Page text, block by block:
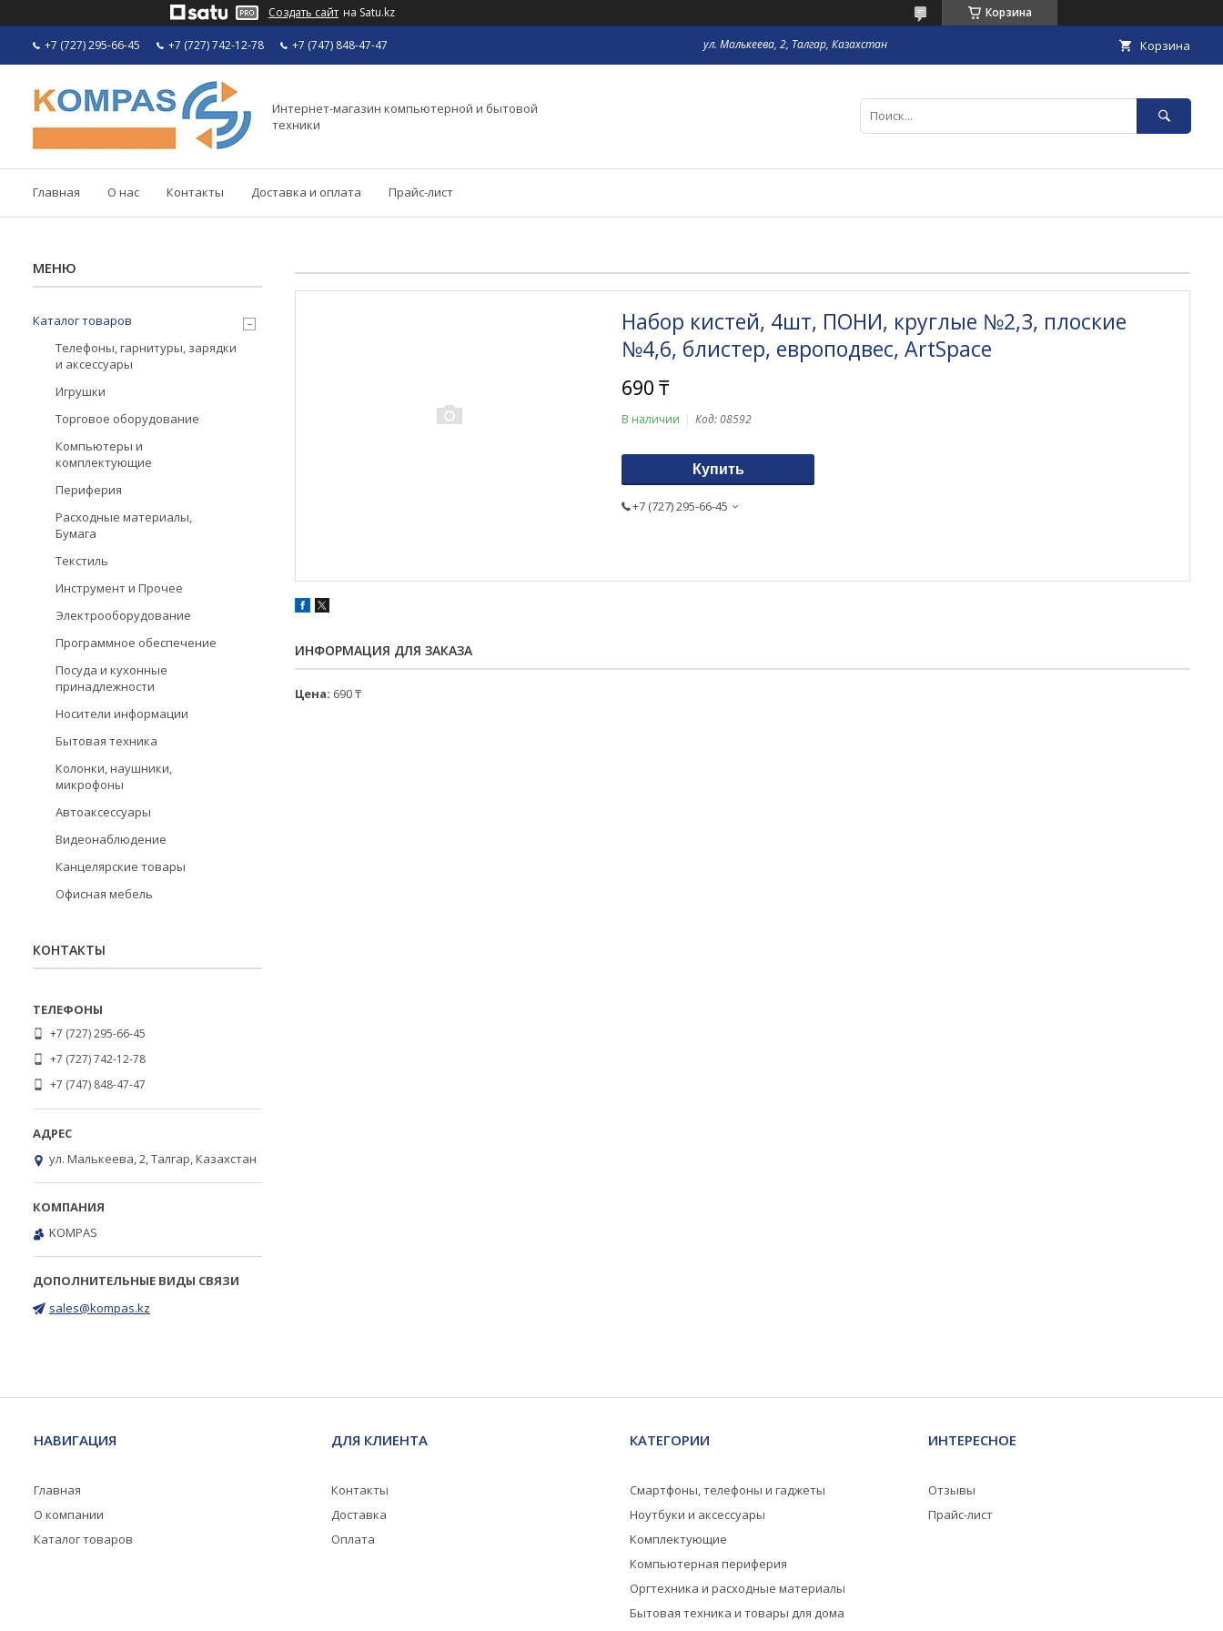
Создать сайт на Satu.kz Корзина
+7 (727) 295-66-45 +7 (727) 742-12-78 +7 (747) 848-47-47 ул. Малькеева, 2, Талгар, Казахстан Корзина
Интернет-магазин компьютерной и бытовой
техники
Главная О нас Контакты Доставка и оплата Прайс-лист
Набор кистей, 4шт, ПОНИ, круглые №2,3, плоские
№4,6, блистер, европодвес, ArtSpace
690 ₸
В наличии Код:08592
Купить
+7 (727) 295-66-45
ИНФОРМАЦИЯ ДЛЯ ЗАКАЗА
Цена: 690 ₸
Каталог товаров
Телефоны, гарнитуры, зарядки
и аксессуары
Игрушки
Торговое оборудование
Компьютеры и
комплектующие
Периферия
Расходные материалы,
Бумага
Текстиль
Инструмент и Прочее
Электрооборудование
Программное обеспечение
Посуда и кухонные
принадлежности
Носители информации
Бытовая техника
Колонки, наушники,
микрофоны
Автоаксессуары
Видеонаблюдение
Канцелярские товары
Офисная мебель
КОНТАКТЫ
+7 (727) 295-66-45
+7 (727) 742-12-78
+7 (747) 848-47-47
ул. Малькеева, 2, Талгар, Казахстан
KOMPAS
sales@kompas.kz
НАВИГАЦИЯ
Главная
О компании
Каталог товаров
ДЛЯ КЛИЕНТА
Контакты
Доставка
Оплата
КАТЕГОРИИ
Смартфоны, телефоны и гаджеты
Ноутбуки и аксессуары
Комплектующие
Компьютерная периферия
Оргтехника и расходные материалы
Бытовая техника и товары для дома
ИНТЕРЕСНОЕ
Отзывы
Прайс-лист